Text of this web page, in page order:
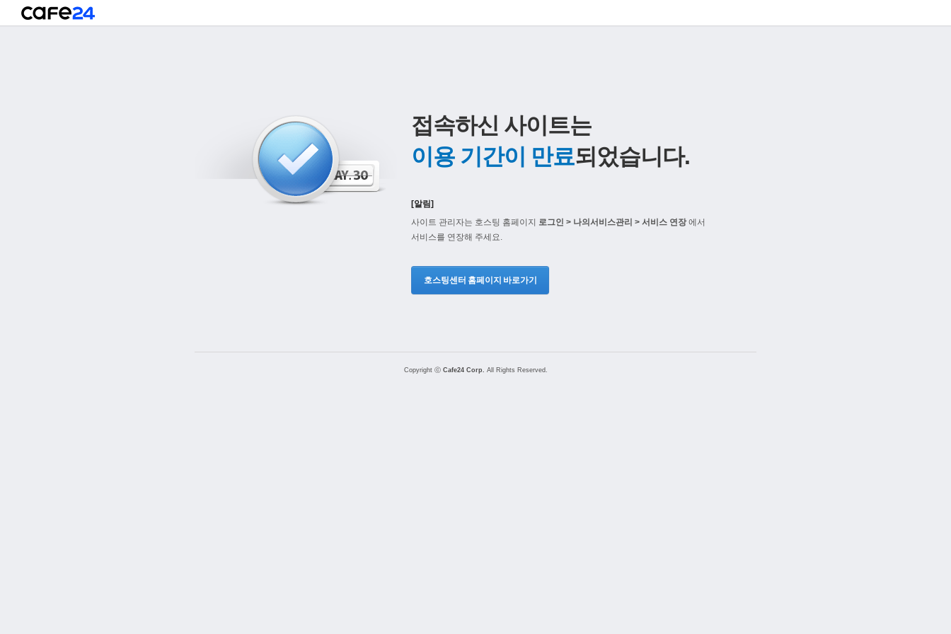
접속하신 사이트는
이용 기간이 만료되었습니다.
[알림]
사이트 관리자는 호스팅 홈페이지 로그인 > 나의서비스관리 > 서비스 연장에서
서비스를 연장해 주세요.
호스팅센터 홈페이지 바로가기
Copyright ⓒ Cafe24 Corp. All Rights Reserved.